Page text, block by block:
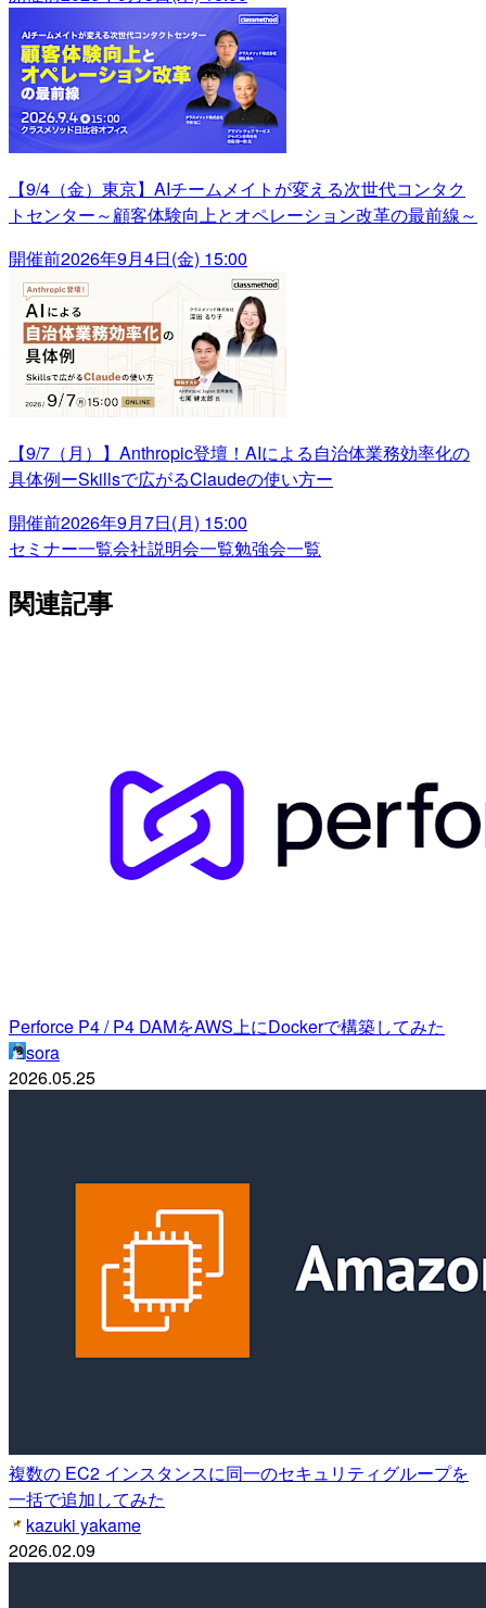
【9/4（金）東京】AIチームメイトが変える次世代コンタク
トセンター～顧客体験向上とオペレーション改革の最前線～
開催前2026年9月4日(金) 15:00
【9/7（月）】Anthropic登壇！AIによる自治体業務効率化の
具体例ーSkillsで広がるClaudeの使い方ー
開催前2026年9月7日(月) 15:00
セミナー一覧会社説明会一覧勉強会一覧
関連記事
Perforce P4 / P4 DAMをAWS上にDockerで構築してみた
sora
2026.05.25
複数の EC2 インスタンスに同一のセキュリティグループを
一括で追加してみた
kazuki yakame
2026.02.09